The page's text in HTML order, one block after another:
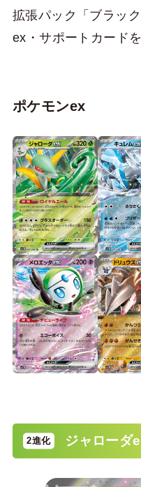
拡張パック「ブラッ
ex・サポートカード
ポケモンex
ジャローダ